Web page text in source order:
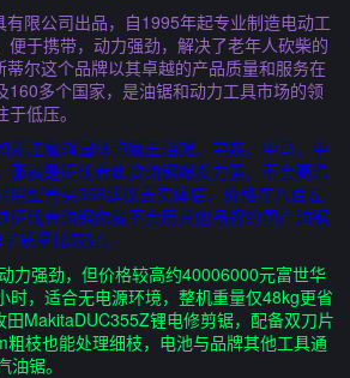
限公司出品，自1995年起专业制造电动工
便于携带，动力强劲，解决了老年人砍柴的
尔这个品牌以其卓越的产品质量和服务在
160多个国家，是油锯和动力工具市场的领
低压。
浙江鹰鸿园林的鹰王油锯，宇森，中马，中
那就是征伐者此款油锯爆发力强，不会高温
用型号买358建议去实体店，价格在八百左
征伐者油锯你就不会用其他品牌的国产油锯
质量比较好。
力强劲，但价格较高约40006000元富世华
时，适合无电源环境，整机重量仅48kg更省
MakitaDUC355Z锂电修剪锯，配备双刀片
粗枝也能处理细枝，电池与品牌其他工具通
锯。